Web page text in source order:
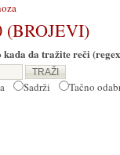
(BROJEVI)
kada da tražite reči
Sadrži Tačno